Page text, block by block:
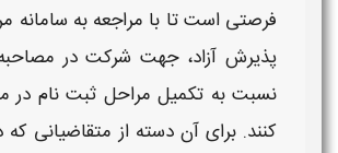
فرصتی است تا با مراجعه به
پذیرش آزاد، جهت شرکت در
نسبت به تکمیل مراحل ثبت‌ نام در
کنند. برای آن دسته از متقاضیانی که